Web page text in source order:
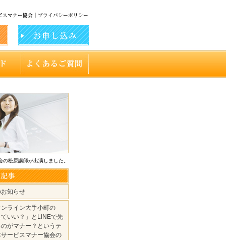
松原講師が出演しました。
知らせ
ライン大手小町の
ていい？」とLINEで先
がマナー？というテ
ービスマナー協会の